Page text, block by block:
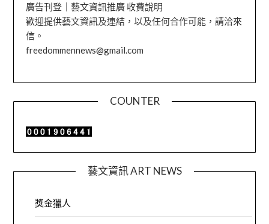
廣告刊登｜藝文資訊推廣 收費說明
歡迎提供藝文資訊及連結，以及任何合作可能，請洽來
信。
freedommennews@gmail.com
COUNTER
藝文資訊 ART NEWS
獎金獵人